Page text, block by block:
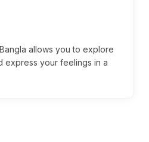
allows you to explore
express your feelings in a